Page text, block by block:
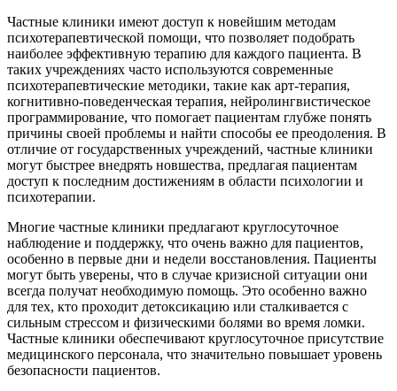
Частные клиники имеют доступ к новейшим методам
психотерапевтической помощи, что позволяет подобрать
наиболее эффективную терапию для каждого пациента. В
таких учреждениях часто используются современные
психотерапевтические методики, такие как арт-терапия,
когнитивно-поведенческая терапия, нейролингвистическое
программирование, что помогает пациентам глубже понять
причины своей проблемы и найти способы ее преодоления. В
отличие от государственных учреждений, частные клиники
могут быстрее внедрять новшества, предлагая пациентам
доступ к последним достижениям в области психологии и
психотерапии.
Многие частные клиники предлагают круглосуточное
наблюдение и поддержку, что очень важно для пациентов,
особенно в первые дни и недели восстановления. Пациенты
могут быть уверены, что в случае кризисной ситуации они
всегда получат необходимую помощь. Это особенно важно
для тех, кто проходит детоксикацию или сталкивается с
сильным стрессом и физическими болями во время ломки.
Частные клиники обеспечивают круглосуточное присутствие
медицинского персонала, что значительно повышает уровень
безопасности пациентов.